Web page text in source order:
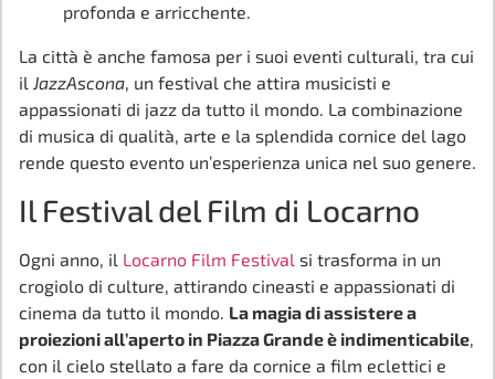
profonda e arricchente.
La città è anche famosa per i suoi eventi culturali, tra cui
il JazzAscona, un festival che attira musicisti e
appassionati di jazz da tutto il mondo. La combinazione
di musica di qualità, arte e la splendida cornice del lago
rende questo evento un’esperienza unica nel suo genere.
Il Festival del Film di Locarno
Ogni anno, il Locarno Film Festival si trasforma in un
crogiolo di culture, attirando cineasti e appassionati di
cinema da tutto il mondo. La magia di assistere a
proiezioni all’aperto in Piazza Grande è indimenticabile
con il cielo stellato a fare da cornice a film eclettici e